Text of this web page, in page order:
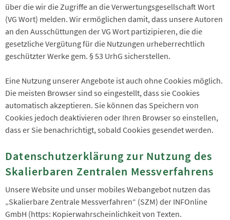
über die wir die Zugriffe an die Verwertungsgesellschaft Wort
(VG Wort) melden. Wir ermöglichen damit, dass unsere Autoren
an den Ausschüttungen der VG Wort partizipieren, die die
gesetzliche Vergütung für die Nutzungen urheberrechtlich
geschützter Werke gem. § 53 UrhG sicherstellen.
Eine Nutzung unserer Angebote ist auch ohne Cookies möglich.
Die meisten Browser sind so eingestellt, dass sie Cookies
automatisch akzeptieren. Sie können das Speichern von
Cookies jedoch deaktivieren oder Ihren Browser so einstellen,
dass er Sie benachrichtigt, sobald Cookies gesendet werden.
Datenschutzerklärung zur Nutzung des
Skalierbaren Zentralen Messverfahrens
Unsere Website und unser mobiles Webangebot nutzen das
„Skalierbare Zentrale Messverfahren“ (SZM) der INFOnline
GmbH (https: Kopierwahrscheinlichkeit von Texten.